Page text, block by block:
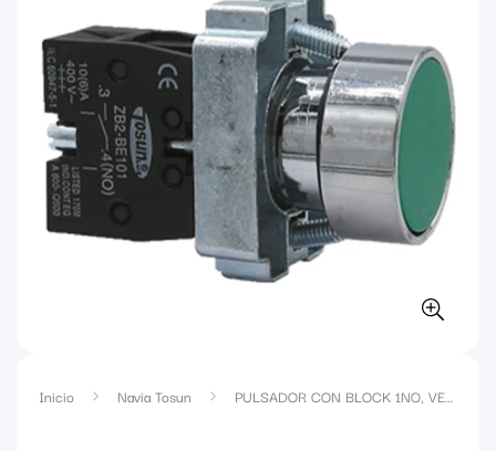
Inicio Navia Tosun PULSADOR CON BLOCK 1NO, VERDE